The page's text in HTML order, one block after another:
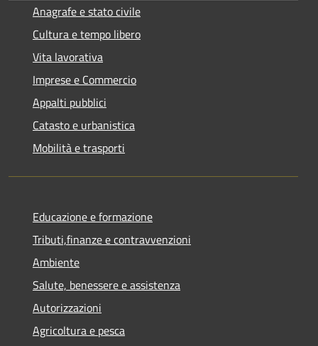
Anagrafe e stato civile
Cultura e tempo libero
Vita lavorativa
Imprese e Commercio
Appalti pubblici
Catasto e urbanistica
Mobilità e trasporti
Educazione e formazione
Tributi,finanze e contravvenzioni
Ambiente
Salute, benessere e assistenza
Autorizzazioni
Agricoltura e pesca